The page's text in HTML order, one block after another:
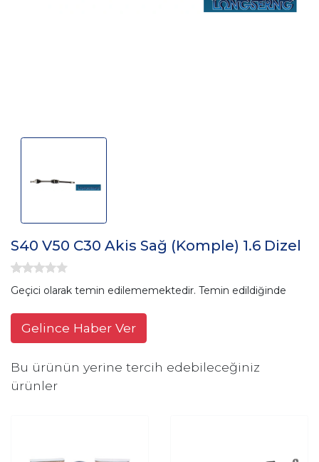
S40 V50 C30 Akis Sağ (Komple) 1.6 Dizel
Geçici olarak temin edilememektedir. Temin edildiğinde
Gelince Haber Ver
Bu ürünün yerine tercih edebileceğiniz
ürünler